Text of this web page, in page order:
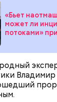
«Бьет
может ли
потоками»